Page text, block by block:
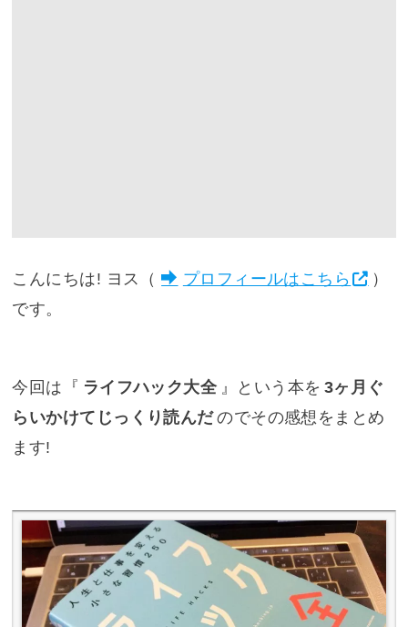
こんにちは! ヨス（ プロフィールはこちら
）
です。
今回は『 ライフハック大全 』という本を 3ヶ月ぐ
らいかけてじっくり読んだのでその感想をまとめ
ます!